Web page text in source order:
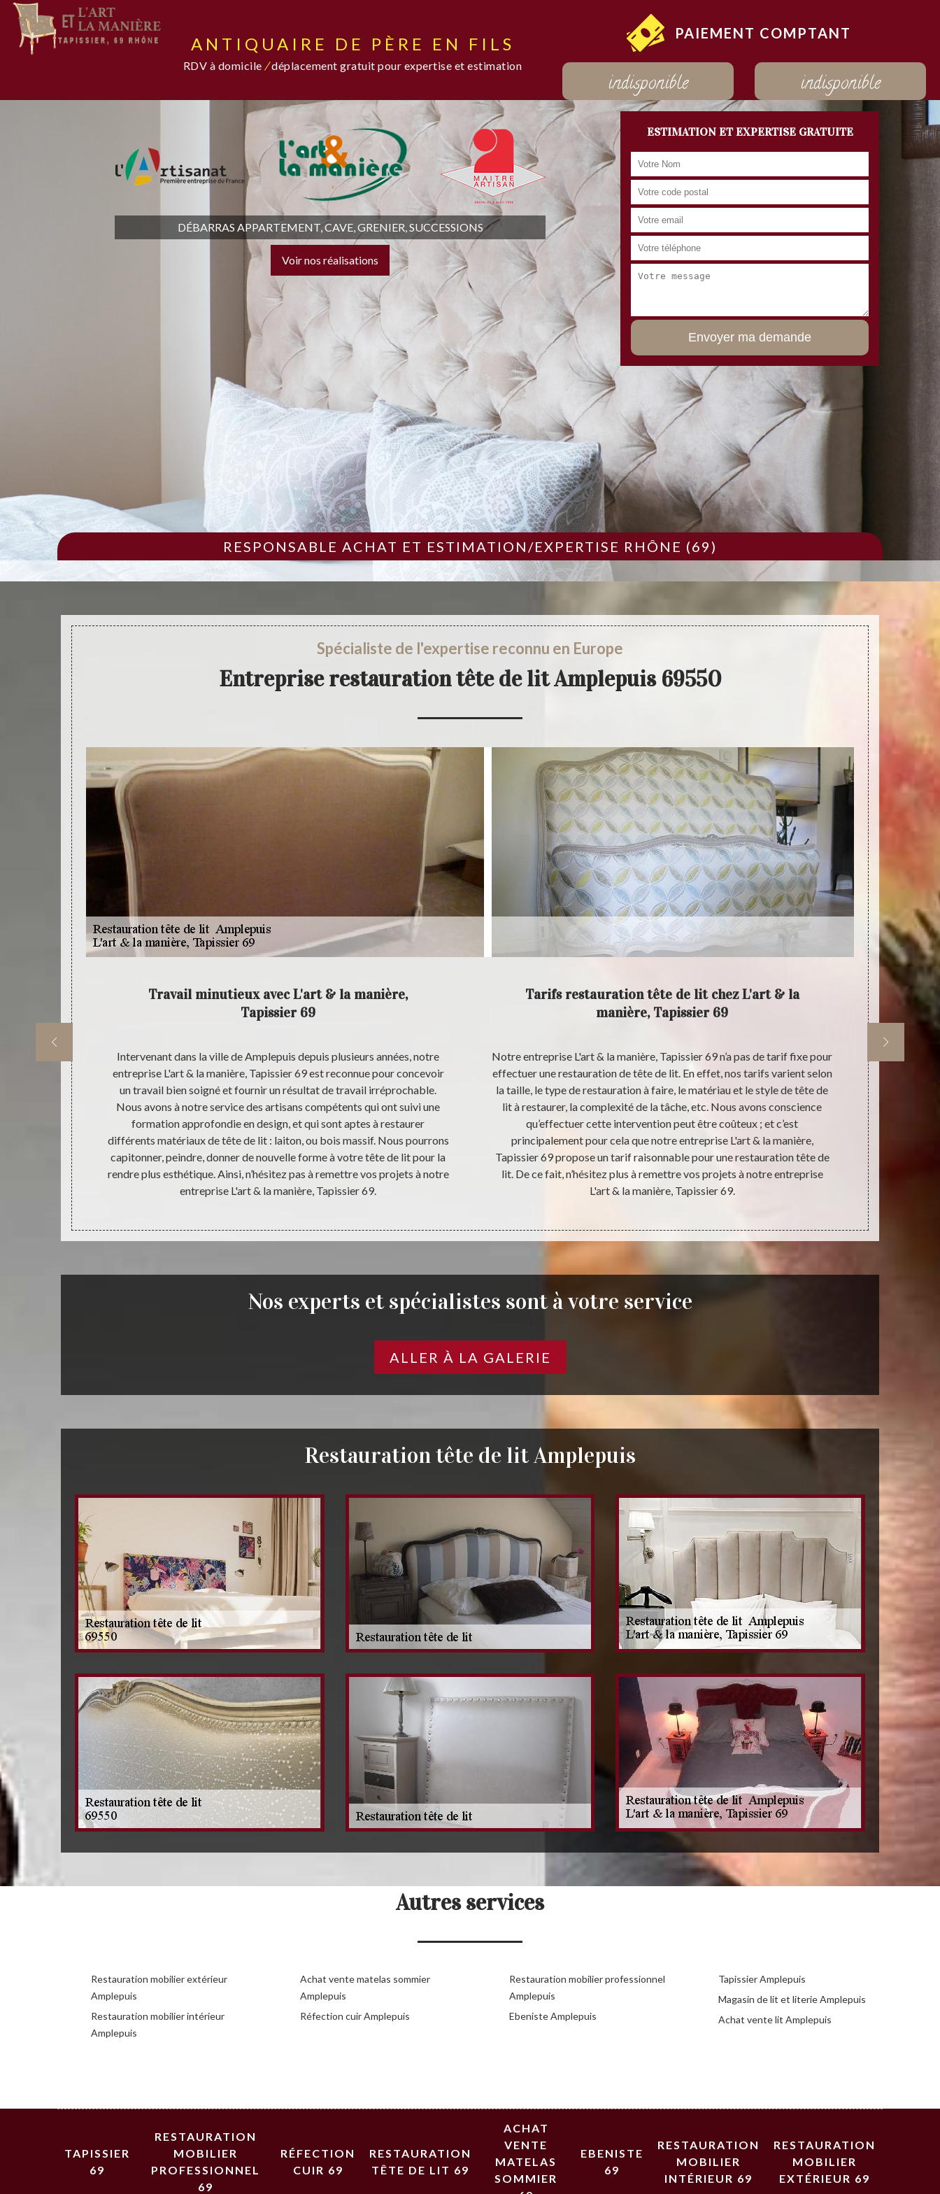
ANTIQUAIRE DE PÈRE EN FILS
RDV à domicile /déplacement gratuit pour expertise et estimation
PAIEMENT COMPTANT
indisponible indisponible
DÉBARRAS APPARTEMENT, CAVE, GRENIER, SUCCESSIONS
Voir nos réalisations
ESTIMATION ET EXPERTISE GRATUITE
RESPONSABLE ACHAT ET ESTIMATION/EXPERTISE RHÔNE (69)
Spécialiste de l'expertise reconnu en Europe
Entreprise restauration tête de lit Amplepuis 69550
Travail minutieux avec L'art & la manière,
Tapissier 69
Intervenant dans la ville de Amplepuis depuis plusieurs années, notre
entreprise L'art & la manière, Tapissier 69 est reconnue pour concevoir
un travail bien soigné et fournir un résultat de travail irréprochable.
Nous avons à notre service des artisans compétents qui ont suivi une
formation approfondie en design, et qui sont aptes à restaurer
différents matériaux de tête de lit : laiton, ou bois massif. Nous pourrons
capitonner, peindre, donner de nouvelle forme à votre tête de lit pour la
rendre plus esthétique. Ainsi, n’hésitez pas à remettre vos projets à notre
entreprise L'art & la manière, Tapissier 69.
Tarifs restauration tête de lit chez L'art & la
manière, Tapissier 69
Notre entreprise L'art & la manière, Tapissier 69 n’a pas de tarif fixe pour
effectuer une restauration de tête de lit. En effet, nos tarifs varient selon
la taille, le type de restauration à faire, le matériau et le style de tête de
lit à restaurer, la complexité de la tâche, etc. Nous avons conscience
qu’effectuer cette intervention peut être coûteux ; et c’est
principalement pour cela que notre entreprise L'art & la manière,
Tapissier 69 propose un tarif raisonnable pour une restauration tête de
lit. De ce fait, n’hésitez plus à remettre vos projets à notre entreprise
L'art & la manière, Tapissier 69.
L'art &
Nos experts et spécialistes sont à votre service
ALLER À LA GALERIE
Restauration tête de lit Amplepuis
Autres services
Restauration mobilier extérieur
Amplepuis
Restauration mobilier intérieur
Amplepuis
Achat vente matelas sommier
Amplepuis
Réfection cuir Amplepuis
Restauration mobilier professionnel
Amplepuis
Ebeniste Amplepuis
Tapissier Amplepuis
Magasin de lit et literie Amplepuis
Achat vente lit Amplepuis
TAPISSIER
69
RESTAURATION
MOBILIER
PROFESSIONNEL
69
RÉFECTION
CUIR 69
RESTAURATION
TÊTE DE LIT 69
ACHAT
VENTE
MATELAS
SOMMIER
EBENISTE
69
RESTAURATION
MOBILIER
INTÉRIEUR 69
RESTAURATION
MOBILIER
EXTÉRIEUR 69